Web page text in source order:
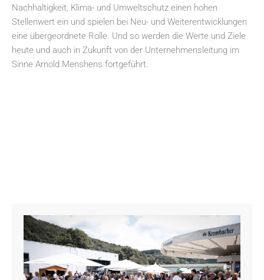
Nachhaltigkeit, Klima- und Umweltschutz einen hohen
Stellenwert ein und spielen bei Neu- und Weiterentwicklungen
eine übergeordnete Rolle. Und so werden die Werte und Ziele
heute und auch in Zukunft von der Unternehmensleitung im
Sinne Arnold Menshens fortgeführt.